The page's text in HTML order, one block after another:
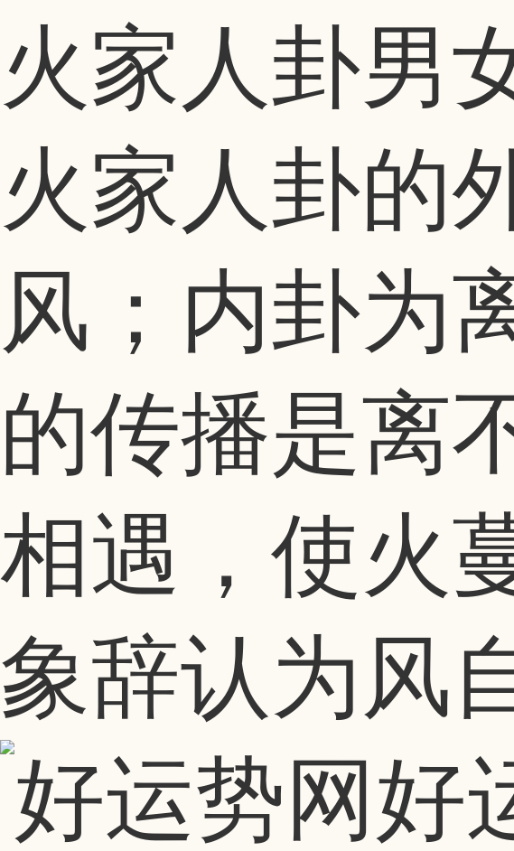
火家人卦男
火家人卦的
风；内卦为
的传播是离
相遇，使火
象辞认为风
好